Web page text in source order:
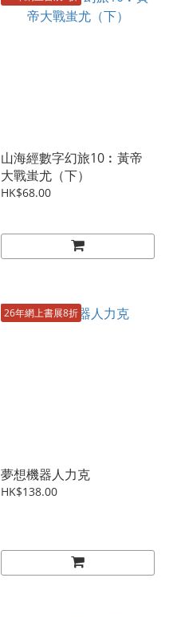
山海經數字幻旅10︰黃帝
大戰蚩尤（下）
HK$68.00
26年網上書展8折
夢想機器人力克
HK$138.00